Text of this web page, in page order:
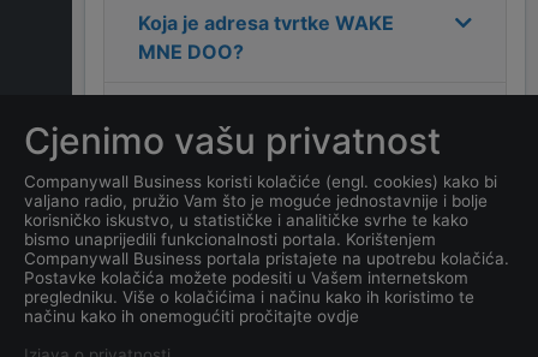
Koja je adresa tvrtke WAKE
MNE DOO?
MNE DOO?
Koliko ima zaposlenih
kompanijaWAKE MNE DOO?
Koji je datum osnivanja
tvrtkeWAKE MNE DOO
Cjenimo vašu privatnost
Companywall Business koristi kolačiće (engl. cookies) kako bi
valjano radio, pružio Vam što je moguće jednostavnije i bolje
korisničko iskustvo, u statističke i analitičke svrhe te kako
bismo unaprijedili funkcionalnosti portala. Korištenjem
Companywall Business portala pristajete na upotrebu kolačića.
Postavke kolačića možete podesiti u Vašem internetskom
pregledniku. Više o kolačićima i načinu kako ih koristimo te
načinu kako ih onemogućiti pročitajte ovdje